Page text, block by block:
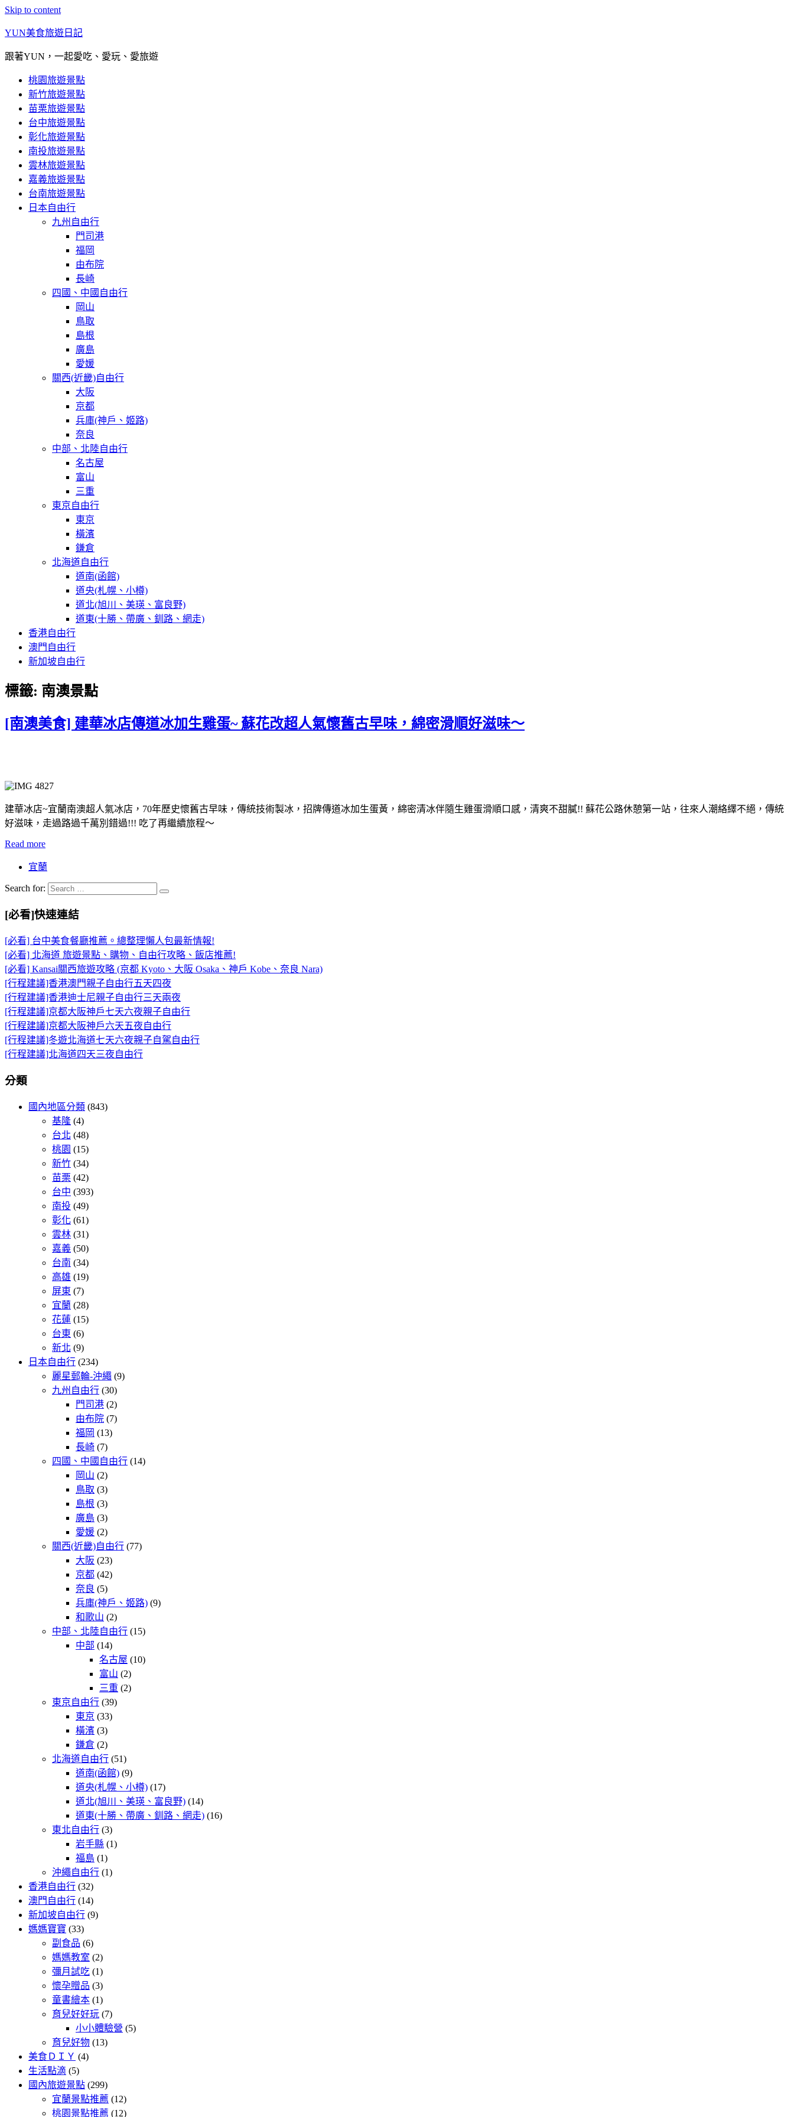
Skip to content
YUN美食旅遊日記
跟著YUN，一起愛吃、愛玩、愛旅遊
桃園旅遊景點
新竹旅遊景點
苗栗旅遊景點
台中旅遊景點
彰化旅遊景點
南投旅遊景點
雲林旅遊景點
嘉義旅遊景點
台南旅遊景點
日本自由行
九州自由行
門司港
福岡
由布院
長崎
四國、中國自由行
岡山
鳥取
島根
廣島
愛媛
關西(近畿)自由行
大阪
京都
兵庫(神戶、姬路)
奈良
中部、北陸自由行
名古屋
富山
三重
東京自由行
東京
橫濱
鎌倉
北海道自由行
道南(函館)
道央(札幌、小樽)
道北(旭川、美瑛、富良野)
道東(十勝、帶廣、釧路、網走)
香港自由行
澳門自由行
新加坡自由行
標籤: 南澳景點
[南澳美食] 建華冰店傳道冰加生雞蛋~ 蘇花改超人氣懷舊古早味，綿密滑順好滋味～
建華冰店~宜蘭南澳超人氣冰店，70年歷史懷舊古早味，傳統技術製冰，招牌傳道冰加生蛋黃，綿密清冰伴隨生雞蛋滑順口感，清爽不甜膩!! 蘇花公路休憩第一站，往來人潮絡繹不絕，傳統
好滋味，走過路過千萬別錯過!!! 吃了再繼續旅程～
Read more
宜蘭
Search for:
[必看]快速連結
[必看] 台中美食餐廳推薦。總整理懶人包最新情報!
[必看] 北海道 旅遊景點、購物、自由行攻略、飯店推薦!
[必看] Kansai關西旅遊攻略 (京都 Kyoto、大阪 Osaka、神戶 Kobe、奈良 Nara)
[行程建議]香港澳門親子自由行五天四夜
[行程建議]香港迪士尼親子自由行三天兩夜
[行程建議]京都大阪神戶七天六夜親子自由行
[行程建議]京都大阪神戶六天五夜自由行
[行程建議]冬遊北海道七天六夜親子自駕自由行
[行程建議]北海道四天三夜自由行
分類
國內地區分類 (843)
基隆 (4)
台北 (48)
桃園 (15)
新竹 (34)
苗栗 (42)
台中 (393)
南投 (49)
彰化 (61)
雲林 (31)
嘉義 (50)
台南 (34)
高雄 (19)
屏東 (7)
宜蘭 (28)
花蓮 (15)
台東 (6)
新北 (9)
日本自由行 (234)
麗星郵輪-沖繩 (9)
九州自由行 (30)
門司港 (2)
由布院 (7)
福岡 (13)
長崎 (7)
四國、中國自由行 (14)
岡山 (2)
鳥取 (3)
島根 (3)
廣島 (3)
愛媛 (2)
關西(近畿)自由行 (77)
大阪 (23)
京都 (42)
奈良 (5)
兵庫(神戶、姬路) (9)
和歌山 (2)
中部、北陸自由行 (15)
中部 (14)
名古屋 (10)
富山 (2)
三重 (2)
東京自由行 (39)
東京 (33)
橫濱 (3)
鎌倉 (2)
北海道自由行 (51)
道南(函館) (9)
道央(札幌、小樽) (17)
道北(旭川、美瑛、富良野) (14)
道東(十勝、帶廣、釧路、網走) (16)
東北自由行 (3)
岩手縣 (1)
福島 (1)
沖繩自由行 (1)
香港自由行 (32)
澳門自由行 (14)
新加坡自由行 (9)
媽媽寶寶 (33)
副食品 (6)
媽媽教室 (2)
彌月試吃 (1)
懷孕贈品 (3)
童書繪本 (1)
育兒好好玩 (7)
小小體驗營 (5)
育兒好物 (13)
美食ＤＩＹ (4)
生活點滴 (5)
國內旅遊景點 (299)
宜蘭景點推薦 (12)
桃園景點推薦 (12)